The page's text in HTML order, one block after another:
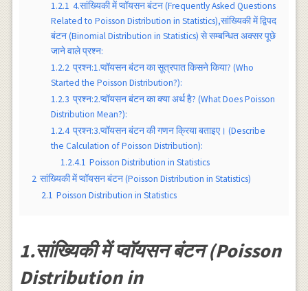
1.2.1 4.सांख्यिकी में प्वाॅयसन बंटन (Frequently Asked Questions
Related to Poisson Distribution in Statistics),सांख्यिकी में द्विपद
बंटन (Binomial Distribution in Statistics) से सम्बन्धित अक्सर पूछे
जाने वाले प्रश्न:
1.2.2 प्रश्न:1.प्वाॅयसन बंटन का सूत्रपात किसने किया? (Who
Started the Poisson Distribution?):
1.2.3 प्रश्न:2.प्वाॅयसन बंटन का क्या अर्थ है? (What Does Poisson
Distribution Mean?):
1.2.4 प्रश्न:3.प्वाॅयसन बंटन की गणन क्रिया बताइए। (Describe
the Calculation of Poisson Distribution):
1.2.4.1 Poisson Distribution in Statistics
2 सांख्यिकी में प्वाॅयसन बंटन (Poisson Distribution in Statistics)
2.1 Poisson Distribution in Statistics
1.सांख्यिकी में प्वाॅयसन बंटन (Poisson
Distribution in